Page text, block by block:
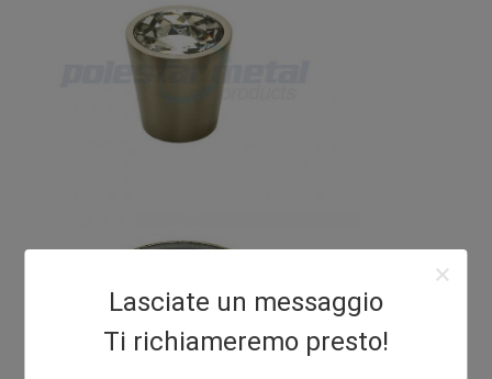
Lasciate un messaggio
Ti richiameremo presto!